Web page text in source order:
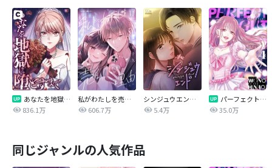
あなたを地獄に堕とすまで
836.1万
私がわたしを売る理由
606.7万
シンジュウエンド【タテヨミ】
5.4万
パーフェクトグリッター
35.0万
同じジャンルの人気作品